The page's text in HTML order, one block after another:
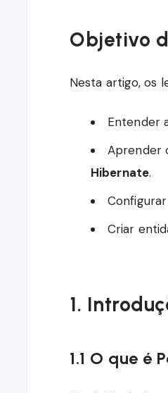
Objetivo
Nesta artigo, os
Entender
Aprender
Hibernate.
Criar
1.
1.1 O que é